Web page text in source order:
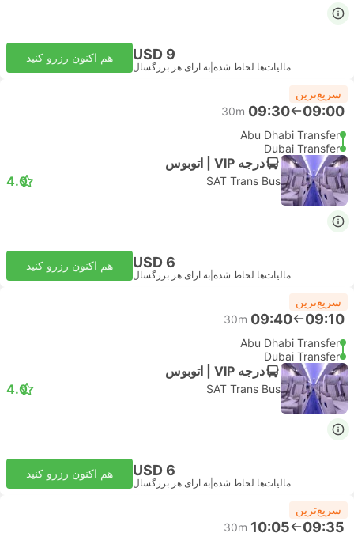
USD 9
مالیات‌ها لحاظ شده به ازای هر بزرگسال
هم اکنون رزرو کنید
سریع‌ترین
09:00
09:30
30m
Abu Dhabi Transfer
Dubai Transfer
درجه VIP | اتوبوس
SAT Trans Bus
4.0
USD 6
مالیات‌ها لحاظ شده به ازای هر بزرگسال
هم اکنون رزرو کنید
سریع‌ترین
09:10
09:40
30m
Abu Dhabi Transfer
Dubai Transfer
درجه VIP | اتوبوس
SAT Trans Bus
4.0
USD 6
مالیات‌ها لحاظ شده به ازای هر بزرگسال
هم اکنون رزرو کنید
سریع‌ترین
09:35
10:05
30m